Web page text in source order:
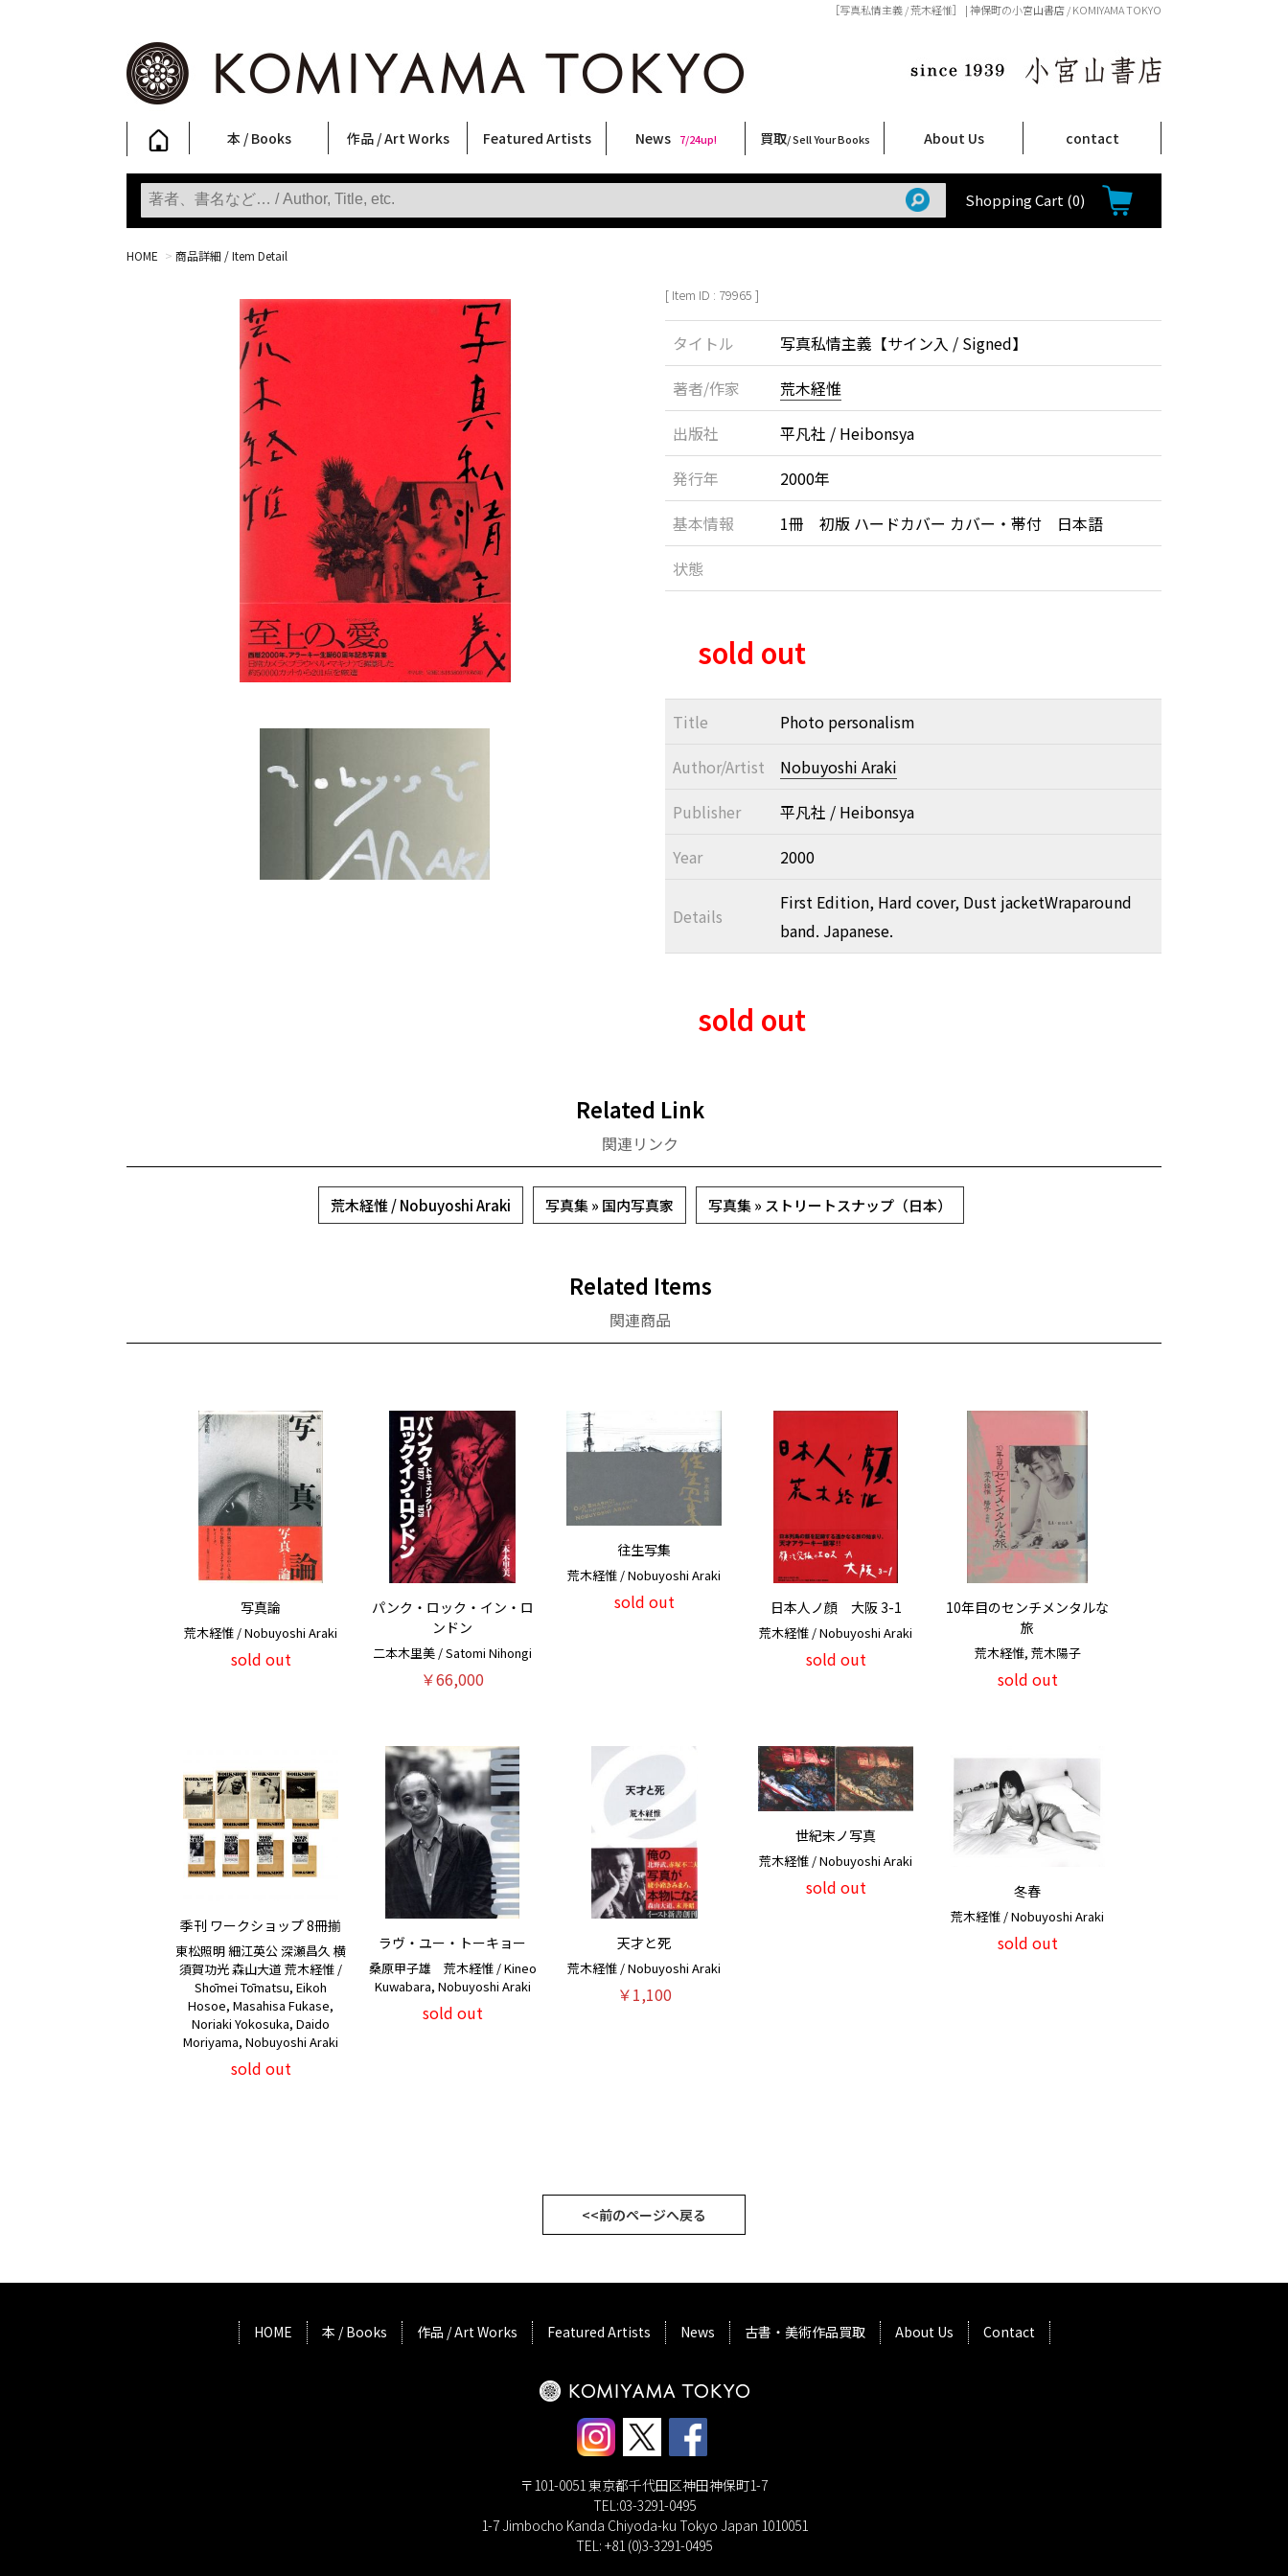
［写真私情主義 / 荒木経惟］ | 神保町の小宮山書店 / KOMIYAMA TOKYO
本 / Books
写真集
Photobooks
ファッション
Fashion
アート / 美術
Art
文学・人文
Literature & Humanities
日本文化
Japanese Culture
新刊
New Books
SALE
SALE
作品 / Art Works
フォトグラフィー
Photography
ポスター
Posters
ストリートアート
Street Art
立体・その他
Sculptures / etc
アートワークス
Art Works
Primary Artworks
KOMIYAMA TOKYO ART LABEL
版画
Prints
Featured Artists
稲嶺啓一(東風終)
村田言恵
丸岡和吾
Rico Casella
キム・ロートン
菅谷晋一
柴田亜美
内藤啓介
CHRIS
大西洋介
須藤昌人
佐伯俊男
春川ナミオ
林月光
秋赤音
北島敬三
二本木里美
森山大道
三島由紀夫
横尾忠則
COOKIE
三島剛
天野タケル
大類信
内藤ルネ
News 7/24up!
新着・おすすめ商品 9/7up!
フェア・イベント情報 7/24up!
お店からのお知らせ 6/1up!
買取/ Sell Your Books
買取ブログ
買取専用フォーム
古書 / 古本の買取
美術品の買取
出張買取について
宅配買取について
店頭買取について
よくある質問
About Us
店舗案内
Shop Infomation
ご注文について
How to Order
特定商取引法に関する表示
プライバシーポリシー
contact
Shopping Cart (0)
HOME > 商品詳細 / Item Detail
[ Item ID : 79965 ]
タイトル
写真私情主義【サイン入 / Signed】
著者/作家
荒木経惟
出版社
平凡社 / Heibonsya
発行年
2000年
基本情報
1冊 初版 ハードカバー カバー・帯付 日本語
状態
sold out
Title
Photo personalism
Author/Artist
Nobuyoshi Araki
Publisher
平凡社 / Heibonsya
Year
2000
Details
First Edition, Hard cover, Dust jacketWraparound
band. Japanese.
sold out
Related Link
関連リンク
荒木経惟 / Nobuyoshi Araki 写真集 » 国内写真家 写真集 » ストリートスナップ（日本）
Related Items
関連商品
写真論
荒木経惟 / Nobuyoshi Araki
sold out
パンク・ロック・イン・ロ
ンドン
二本木里美 / Satomi Nihongi
￥66,000
往生写集
荒木経惟 / Nobuyoshi Araki
sold out 日本人ノ顔 大阪 3-1
荒木経惟 / Nobuyoshi Araki
sold out
10年目のセンチメンタルな
旅
荒木経惟, 荒木陽子
sold out
季刊 ワークショップ 8冊揃
東松照明 細江英公 深瀬昌久 横
須賀功光 森山大道 荒木経惟 /
Shōmei Tōmatsu, Eikoh
Hosoe, Masahisa Fukase,
Noriaki Yokosuka, Daido
Moriyama, Nobuyoshi Araki
sold out
ラヴ・ユー・トーキョー
桑原甲子雄 荒木経惟 / Kineo
Kuwabara, Nobuyoshi Araki
sold out
天才と死
荒木経惟 / Nobuyoshi Araki
￥1,100
世紀末ノ写真
荒木経惟 / Nobuyoshi Araki
sold out 冬春
荒木経惟 / Nobuyoshi Araki
sold out
<<前のページへ戻る
HOME 本 / Books 作品 / Art Works Featured Artists News 古書・美術作品買取 About Us Contact
〒101-0051 東京都千代田区神田神保町1-7
TEL:03-3291-0495
1-7 Jimbocho Kanda Chiyoda-ku Tokyo Japan 1010051
TEL: +81 (0)3-3291-0495